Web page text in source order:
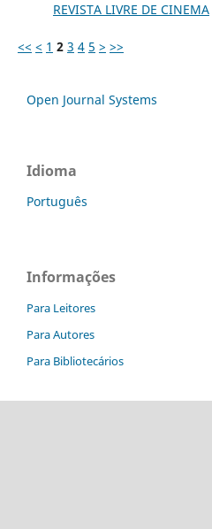
REVISTA LIVRE DE CINEMA
<< < 1 2 3 4 5 > >>
Open Journal Systems
Idioma
Português
Informações
Para Leitores
Para Autores
Para Bibliotecários